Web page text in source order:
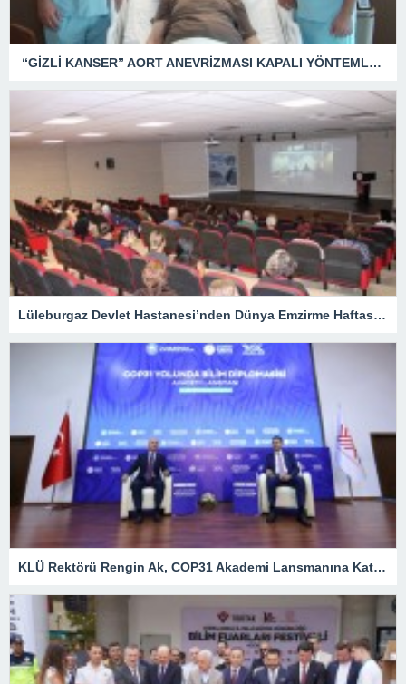
“GİZLİ KANSER” AORT ANEVRİZMASI KAPALI YÖNTEMLE TEDAVİ EDİLDİ
Lüleburgaz Devlet Hastanesi’nden Dünya Emzirme Haftası Katılımı
KLÜ Rektörü Rengin Ak, COP31 Akademi Lansmanına Katıldı